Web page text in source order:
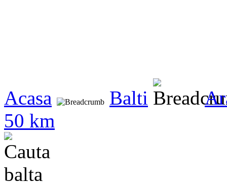
Acasa Balti
50 km